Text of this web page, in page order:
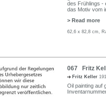
des Frühlings -
das Motiv vom
> Read more
62,6 x 82,8 cm,
067 Fritz
Fritz Keller
Oil painting auf